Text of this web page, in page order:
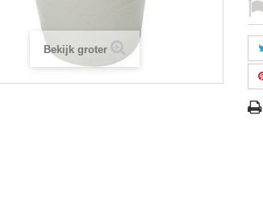
Bekijk groter